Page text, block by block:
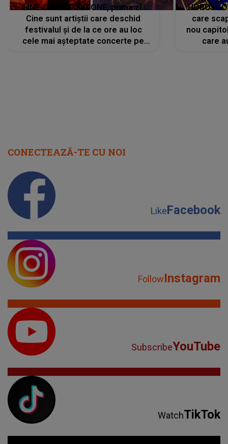
LINE-UP UNTOLD ONE, prima zi.
Cine sunt artiștii care deschid
festivalul și de la ce ore au loc
cele mai așteptate concerte pe
care
nou
care
CONECTEAZĂ-TE CU NOI
LikeFacebook
FollowInstagram
SubscribeYouTube
WatchTikTok